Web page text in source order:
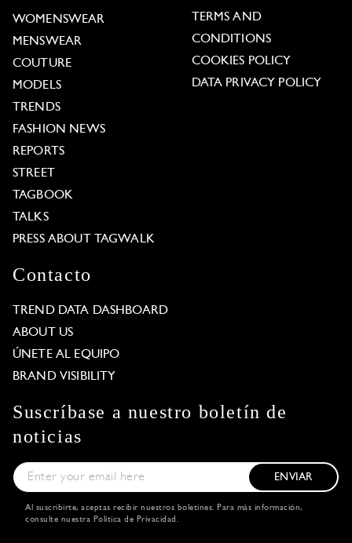
WOMENSWEAR
MENSWEAR
COUTURE
MODELS
TRENDS
FASHION NEWS
REPORTS
STREET
TAGBOOK
TALKS
PRESS ABOUT TAGWALK
TERMS AND
CONDITIONS
COOKIES POLICY
DATA PRIVACY POLICY
Contacto
TREND DATA DASHBOARD
ABOUT US
ÚNETE AL EQUIPO
BRAND VISIBILITY
Suscríbase a nuestro boletín de
noticias
ENVIAR
Al suscribirte, aceptas recibir nuestros boletines. Para más información,
consulte nuestra Política de Privacidad .